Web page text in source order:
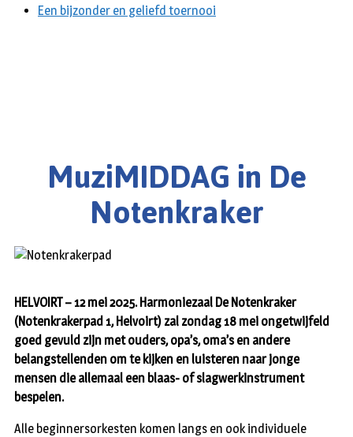
Een bijzonder en geliefd toernooi
MuziMIDDAG in De
Notenkraker
HELVOIRT – 12 mei 2025. Harmoniezaal De Notenkraker
(Notenkrakerpad 1, Helvoirt) zal zondag 18 mei ongetwijfeld
goed gevuld zijn met ouders, opa’s, oma’s en andere
belangstellenden om te kijken en luisteren naar jonge
mensen die allemaal een blaas- of slagwerkinstrument
bespelen.
Alle beginnersorkesten komen langs en ook individuele